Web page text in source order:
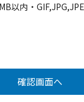
以内・